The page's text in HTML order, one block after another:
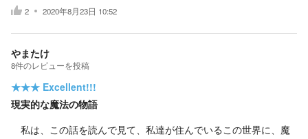
2 2020年8月23日 10:52
やまたけ
8件のレビューを投稿
★★★ Excellent!!!
現実的な魔法の物語
私は、この話を読んで見て、私達が住んでいるこの世界に、魔